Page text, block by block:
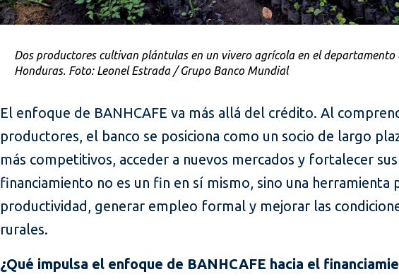
Dos productores cultivan plántulas en un vivero agrícola en el departamento
Honduras. Foto: Leonel Estrada / Grupo Banco Mundial
El enfoque de BANHCAFE va más allá del crédito. Al
productores, el banco se posiciona como un socio de largo
más competitivos, acceder a nuevos mercados y fortalecer
financiamiento no es un fin en sí mismo, sino una herramienta
productividad, generar empleo formal y mejorar las
rurales.
¿Qué impulsa el enfoque de BANHCAFE hacia el